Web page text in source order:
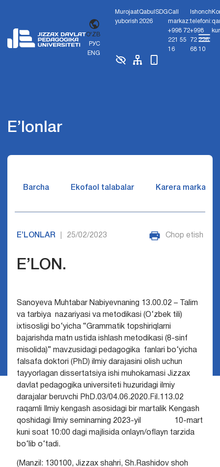
O'ZB
РУС
ENG
Murojaat
yuborish
Qabul
2026
SDGCall
markaz:
+998 72
221 55
16
Ishonch
telefoni:
+998
72 226
68 10
E’lonlar
Barcha Ekofaol talabalar Karera markazi
E’LONLAR 25/02/2023 Chop etish
E’LON.
Sanoyeva Muhtabar Nabiyevnaning 13.00.02 – Talim
va tarbiya nazariyasi va metodikasi (O‘zbek tili)
ixtisosligi bo‘yicha “Grammatik topshiriqlarni
bajarishda matn ustida ishlash metodikasi (8-sinf
misolida)” mavzusidagi pedagogika fanlari bo‘yicha
falsafa doktori (PhD) ilmiy darajasini olish uchun
tayyorlagan dissertatsiya ishi muhokamasi Jizzax
davlat pedagogika universiteti huzuridagi ilmiy
darajalar beruvchi PhD.03/04.06.2020.Fil.113.02
raqamli Ilmiy kengash asosidagi bir martalik Kengash
qoshidagi Ilmiy seminarning 2023-yil 10-mart
kuni soat 10:00 dagi majlisida onlayn/oflayn tarzida
bo‘lib o‘tadi.
(Manzil: 130100, Jizzax shahri, Sh.Rashidov shoh